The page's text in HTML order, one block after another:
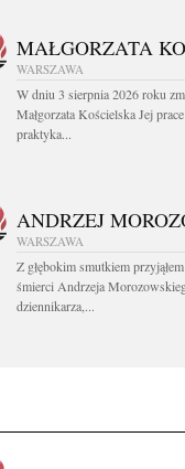
MAŁGORZATA
WARSZAWA
W dniu 3 sierpnia 2026 roku
Małgorzata Kościelska Jej
praktyka...
ANDRZEJ
WARSZAWA
Z głębokim smutkiem
śmierci Andrzeja
dziennikarza,...